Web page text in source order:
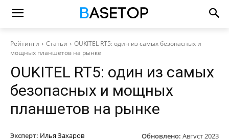
Рейтинги Статьи
OUKITEL RT5: один из самых безопасных и
мощных планшетов на рынке
OUKITEL RT5: один из самых
безопасных и мощных
планшетов на рынке
Эксперт: Илья Захаров Обновлено: Август 2023